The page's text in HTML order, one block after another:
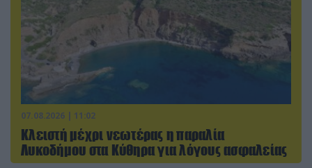
07.08.2026 | 11:02
Κλειστή μέχρι νεωτέρας η παραλία
Λυκοδήμου στα Κύθηρα για λόγους ασφαλείας